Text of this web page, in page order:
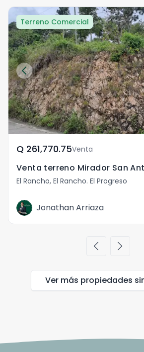
Terreno Comercial
Q	261,770.75Venta
El Rancho, El Rancho. El Progreso
Jonathan Arriaza
chevron_left chevron_right
Ver más propiedades